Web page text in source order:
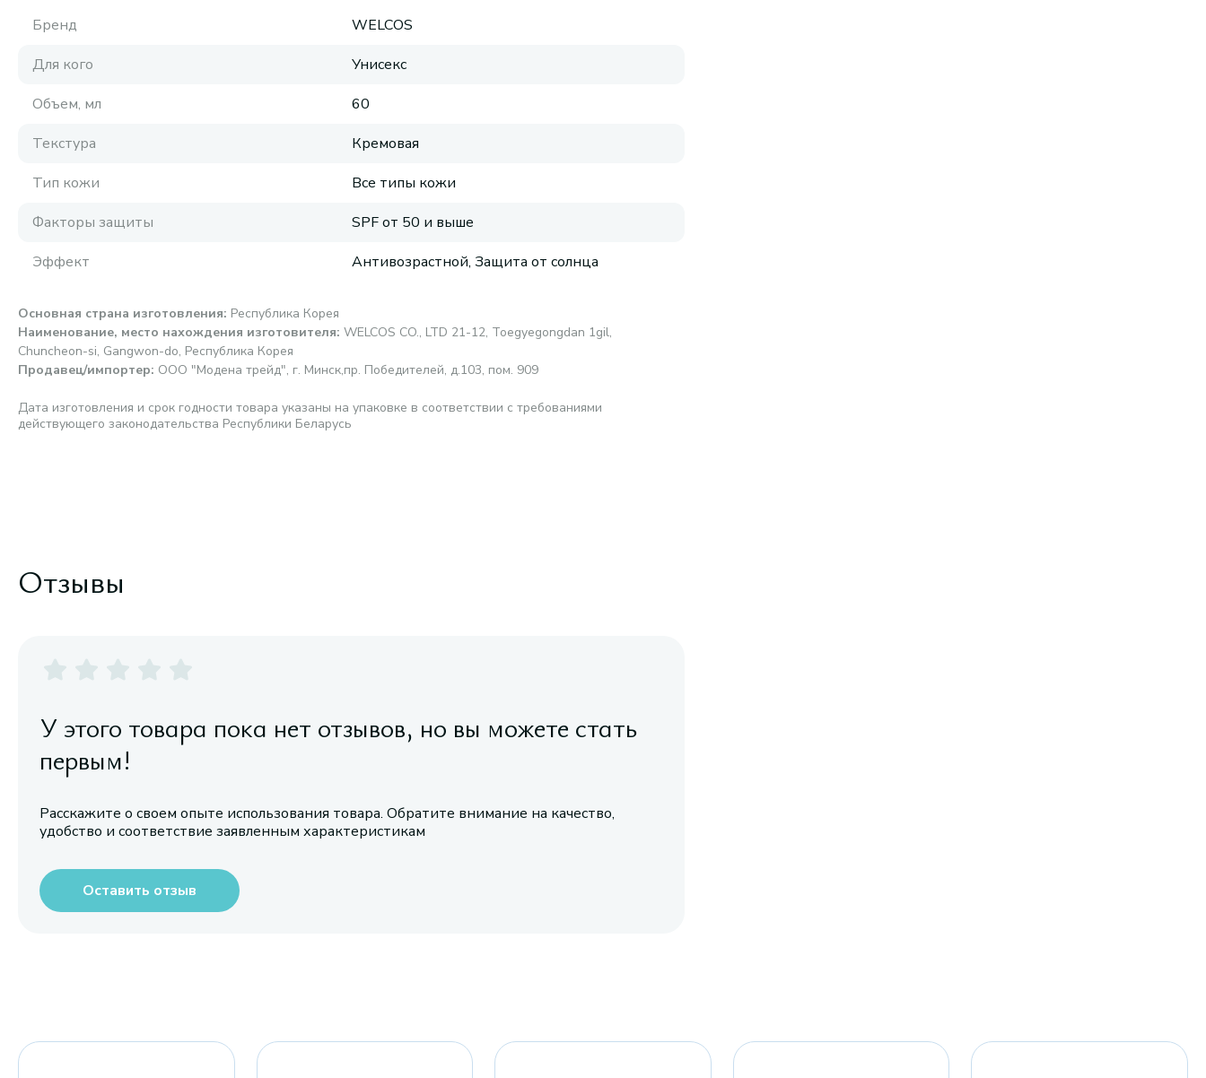
Бренд
WELCOS
Для кого
Унисекс
Объем, мл
60
Текстура
Кремовая
Тип кожи
Все типы кожи
Факторы защиты
SPF от 50 и выше
Эффект
Антивозрастной, Защита от солнца
Основная страна изготовления: Республика Корея
Наименование, место нахождения изготовителя: WELCOS CO., LTD 21-12, Toegyegongdan 1gil,
Chuncheon-si, Gangwon-do, Республика Корея
Продавец/импортер: ООО "Модена трейд", г. Минск,пр. Победителей, д.103, пом. 909
Дата изготовления и срок годности товара указаны на упаковке в соответствии с требованиями
действующего законодательства Республики Беларусь
Отзывы
У этого товара пока нет отзывов, но вы можете стать
первым!
Расскажите о своем опыте использования товара. Обратите внимание на качество,
удобство и соответствие заявленным характеристикам
Оставить отзыв